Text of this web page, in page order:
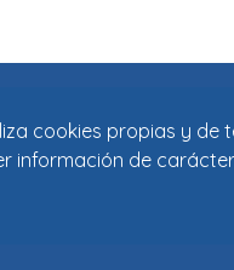
cookies propias y
información de